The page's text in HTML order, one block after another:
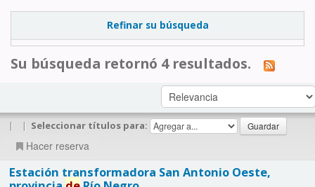
Refinar su búsqueda
Su búsqueda retornó 4 resultados.
| | Seleccionar títulos para:
Hacer reserva
Estación transformadora San Antonio Oeste,